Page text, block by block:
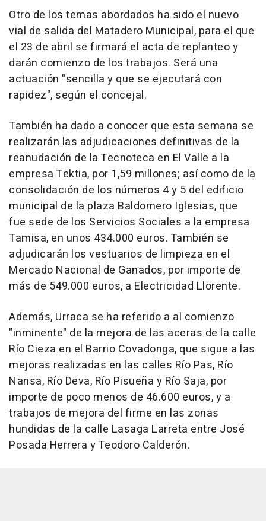
Otro de los temas abordados ha sido el nuevo
vial de salida del Matadero Municipal, para el que
el 23 de abril se firmará el acta de replanteo y
darán comienzo de los trabajos. Será una
actuación "sencilla y que se ejecutará con
rapidez", según el concejal.
También ha dado a conocer que esta semana se
realizarán las adjudicaciones definitivas de la
reanudación de la Tecnoteca en El Valle a la
empresa Tektia, por 1,59 millones; así como de la
consolidación de los números 4 y 5 del edificio
municipal de la plaza Baldomero Iglesias, que
fue sede de los Servicios Sociales a la empresa
Tamisa, en unos 434.000 euros. También se
adjudicarán los vestuarios de limpieza en el
Mercado Nacional de Ganados, por importe de
más de 549.000 euros, a Electricidad Llorente.
Además, Urraca se ha referido a al comienzo
"inminente" de la mejora de las aceras de la calle
Río Cieza en el Barrio Covadonga, que sigue a las
mejoras realizadas en las calles Río Pas, Río
Nansa, Río Deva, Río Pisueña y Río Saja, por
importe de poco menos de 46.600 euros, y a
trabajos de mejora del firme en las zonas
hundidas de la calle Lasaga Larreta entre José
Posada Herrera y Teodoro Calderón.